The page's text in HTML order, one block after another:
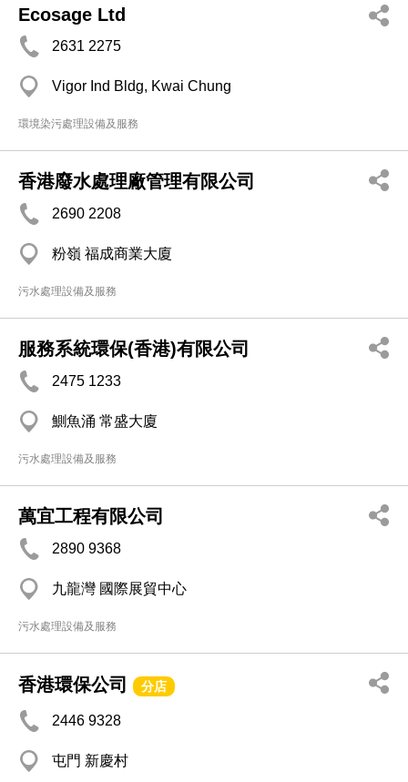
Ecosage Ltd
2631 2275
Vigor Ind Bldg, Kwai Chung
環境染污處理設備及服務
香港廢水處理廠管理有限公司
2690 2208
粉嶺 福成商業大廈
污水處理設備及服務
服務系統環保(香港)有限公司
2475 1233
鰂魚涌 常盛大廈
污水處理設備及服務
萬宜工程有限公司
2890 9368
九龍灣 國際展貿中心
污水處理設備及服務
香港環保公司 分店
2446 9328
屯門 新慶村